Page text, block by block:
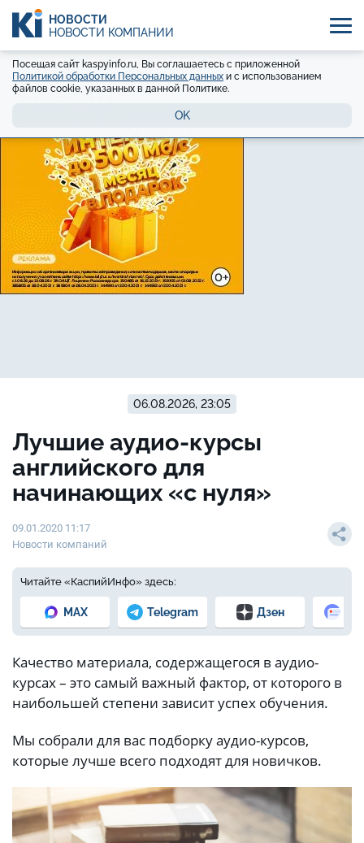
НОВОСТИ
НОВОСТИ КОМПАНИЙ
Посещая сайт kaspyinfo.ru, Вы соглашаетесь с приложенной
Политикой обработки Персональных данных и с использованием
файлов cookie, указанных в данной Политике.
OK
06.08.2026, 23:05
Лучшие аудио-курсы
английского для
начинающих «с нуля»
09.01.2020 11:17
Новости компаний
Читайте «КаспийИнфо» здесь:
MAX Telegram Дзен
Качество материала, содержащегося в аудио-
курсах – это самый важный фактор, от которого в
наибольшей степени зависит успех обучения.
Мы собрали для вас подборку аудио-курсов,
которые лучше всего подходят для новичков.